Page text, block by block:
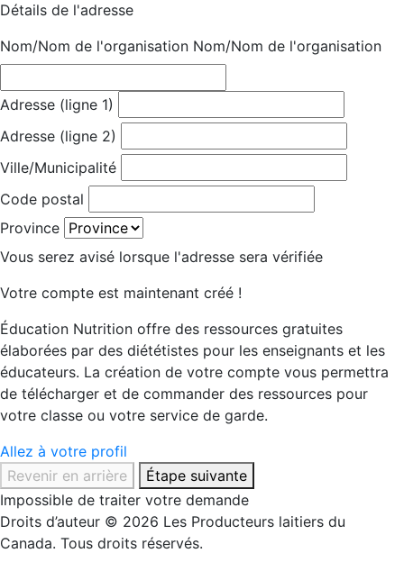
Détails de l'adresse
Nom/Nom de l'organisation Nom/Nom de l'organisation
Adresse (ligne 1)
Adresse (ligne 2)
Ville/Municipalité
Code postal
Province
Vous serez avisé lorsque l'adresse sera vérifiée
Votre compte est maintenant créé !
Éducation Nutrition offre des ressources gratuites
élaborées par des diététistes pour les enseignants et les
éducateurs. La création de votre compte vous permettra
de télécharger et de commander des ressources pour
votre classe ou votre service de garde.
Allez à votre profil
Revenir en arrière
Étape suivante
Impossible de traiter votre demande
Droits d’auteur © 2026 Les Producteurs laitiers du
Canada. Tous droits réservés.